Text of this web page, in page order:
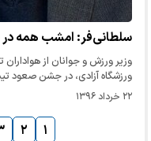
سلطانی‌فر: امشب همه
وزیر ورزش و جوانان از
ورزشگاه آزادی، در جشن صعود
۲۲ خرداد ۱۳۹۶
۱ ۲